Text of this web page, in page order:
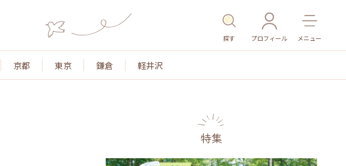
探す プロフィール メニュー
京都 東京 鎌倉 軽井沢
特集